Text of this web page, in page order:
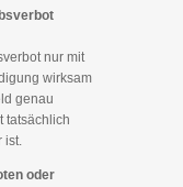
nur mit
wirksam
genau
tatsächlich
ist.
oder